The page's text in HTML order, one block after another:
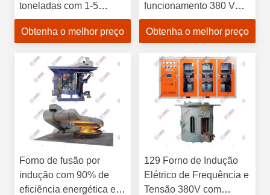
toneladas com 1-5
minutos de velocidade
de fusão, poupança de
para operações
eficientes
Obtenha o melhor preço
funcionamento 380 V
Sistema de fusão por
indução de poupança de
industrial de metais
Obtenha o melhor preço
Forno de fusão por
indução com 90% de
eficiência energética e
129 Forno de Indução
Elétrico de Frequência e
Tensão 380V com